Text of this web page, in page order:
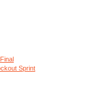
Sprint